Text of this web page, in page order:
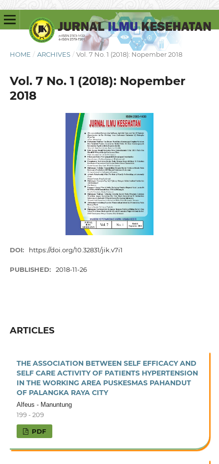
HOME / ARCHIVES / Vol. 7 No. 1 (2018): Nopember 2018
Vol. 7 No. 1 (2018): Nopember
2018
DOI: https://doi.org/10.32831/jik.v7i1
PUBLISHED: 2018-11-26
ARTICLES
THE ASSOCIATION BETWEEN SELF EFFICACY AND
SELF CARE ACTIVITY OF PATIENTS HYPERTENSION
IN THE WORKING AREA PUSKESMAS PAHANDUT
OF PALANGKA RAYA CITY
Alfeus - Manuntung
199 - 209
PDF